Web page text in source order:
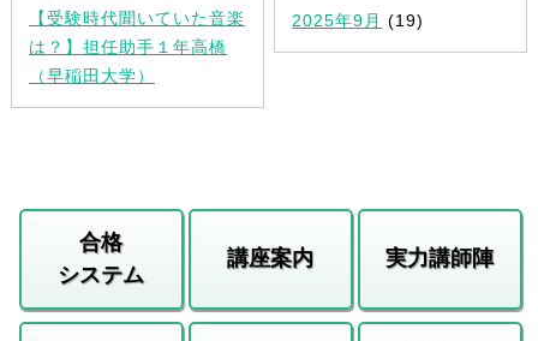
【受験時代聞いていた音楽
は？】担任助手１年高橋
（早稲田大学）
2025年9月 (19)
合格
システム
講座案内 実力講師陣